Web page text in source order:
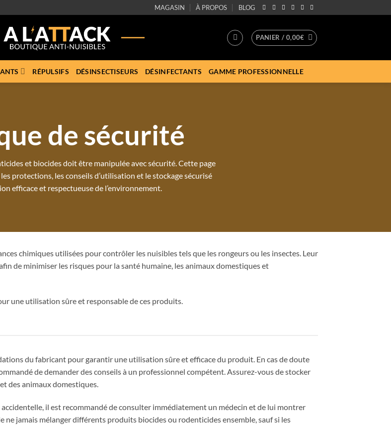
MAGASIN À PROPOS BLOG
PANIER / 0,00€
RÉPULSIFS DÉSINSECTISEURS DÉSINFECTANTS GAMME PROFESSIONNELLE
de sécurité
et biocides doit être manipulée avec sécurité. Cette page
protections, les conseils d’utilisation et le stockage sécurisé
efficace et respectueuse de l’environnement.
chimiques utilisées pour contrôler les nuisibles tels que les rongeurs ou les insectes. Leur
de minimiser les risques pour la santé humaine, les animaux domestiques et
une utilisation sûre et responsable de ces produits.
du fabricant pour garantir une utilisation sûre et efficace du produit. En cas de doute
de demander des conseils à un professionnel compétent. Assurez-vous de stocker
des animaux domestiques.
accidentelle, il est recommandé de consulter immédiatement un médecin et de lui montrer
ne jamais mélanger différents produits biocides ou rodenticides ensemble, sauf si les